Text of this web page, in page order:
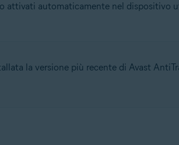
attivati automaticamente nel dispositivo
la versione più recente di Avast